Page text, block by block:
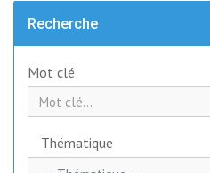
Recherche
Mot clé
Thématique